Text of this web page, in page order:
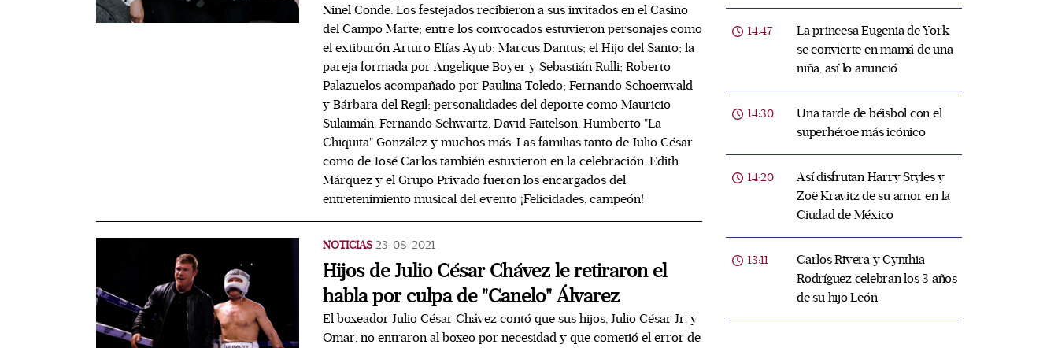
Ninel Conde. Los festejados recibieron a sus invitados en el Casino
del Campo Marte; entre los convocados estuvieron personajes como
el extiburón Arturo Elías Ayub; Marcus Dantus; el Hijo del Santo; la
pareja formada por Angelique Boyer y Sebastián Rulli; Roberto
Palazuelos acompañado por Paulina Toledo; Fernando Schoenwald
y Bárbara del Regil; personalidades del deporte como Mauricio
Sulaimán, Fernando Schwartz, David Faitelson, Humberto "La
Chiquita" González y muchos más. Las familias tanto de Julio César
como de José Carlos también estuvieron en la celebración. Edith
Márquez y el Grupo Privado fueron los encargados del
entretenimiento musical del evento ¡Felicidades, campeón!
NOTICIAS 23/08/2021
Hijos de Julio César Chávez le retiraron el
habla por culpa de "Canelo" Álvarez
El boxeador Julio César Chávez contó que sus hijos, Julio César Jr. y
Omar, no entraron al boxeo por necesidad y que cometió el error de
14:47
La princesa Eugenia de York
se convierte en mamá de una
niña, así lo anunció
14:30
Una tarde de béisbol con el
superhéroe más icónico
14:20
Así disfrutan Harry Styles y
Zoë Kravitz de su amor en la
Ciudad de México
13:11
Carlos Rivera y Cynthia
Rodríguez celebran los 3 años
de su hijo León